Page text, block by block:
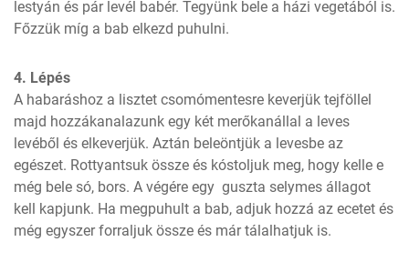
lestyán és pár levél babér. Tegyünk bele a házi vegetából is.
Főzzük míg a bab elkezd puhulni.
4. Lépés
A habaráshoz a lisztet csomómentesre keverjük tejföllel
majd hozzákanalazunk egy két merőkanállal a leves
levéből és elkeverjük. Aztán beleöntjük a levesbe az
egészet. Rottyantsuk össze és kóstoljuk meg, hogy kelle e
még bele só, bors. A végére egy  guszta selymes állagot
kell kapjunk. Ha megpuhult a bab, adjuk hozzá az ecetet és
még egyszer forraljuk össze és már tálalhatjuk is.